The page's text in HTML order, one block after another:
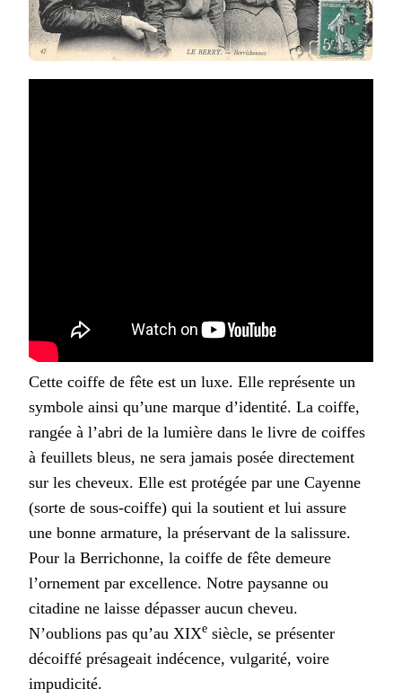
Cette coiffe de fête est un luxe. Elle représente un
symbole ainsi qu’une marque d’identité. La coiffe,
rangée à l’abri de la lumière dans le livre de coiffes
à feuillets bleus, ne sera jamais posée directement
sur les cheveux. Elle est protégée par une Cayenne
(sorte de sous-coiffe) qui la soutient et lui assure
une bonne armature, la préservant de la salissure.
Pour la Berrichonne, la coiffe de fête demeure
l’ornement par excellence. Notre paysanne ou
citadine ne laisse dépasser aucun cheveu.
N’oublions pas qu’au XIXe siècle, se présenter
décoiffé présageait indécence, vulgarité, voire
impudicité.